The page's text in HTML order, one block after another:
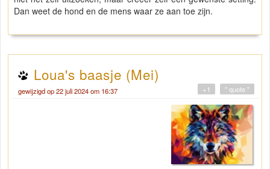
Dan weet de hond en de mens waar ze aan toe zijn.
Loua's baasje (Mei)
gewijzigd op 22 juli 2024 om 16:37 " quote "
+1